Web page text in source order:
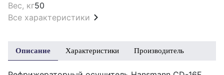
Вес, кг50
Все характеристики
Описание Характеристики Производитель